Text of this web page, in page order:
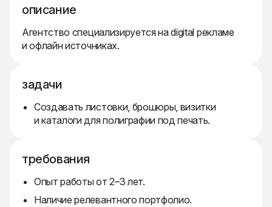
описание
Агентство специализируется на digital рекламе
и офлайн источниках.
задачи
Создавать листовки, брошюры, визитки
и каталоги для полиграфии под печать.
требования
Опыт работы от 2–3 лет.
Наличие релевантного портфолио.